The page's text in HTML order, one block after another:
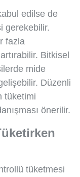
edilse de
gerekebilir.
fazla
Bitkisel
mide
Düzenli
tüketimi
önerilir.
tüketmesi